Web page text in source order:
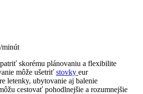
minút
skorému plánovaniu a flexibilite
môže ušetriť stovky eur
letenky, ubytovanie aj balenie
cestovať pohodlnejšie a rozumnejšie